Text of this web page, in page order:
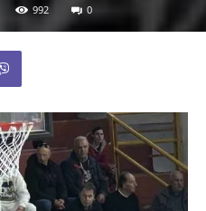
992 0